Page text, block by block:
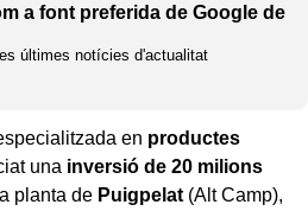
a font preferida de Google de
últimes notícies d'actualitat
en productes
una inversió de 20 milions
planta de Puigpelat (Alt Camp),